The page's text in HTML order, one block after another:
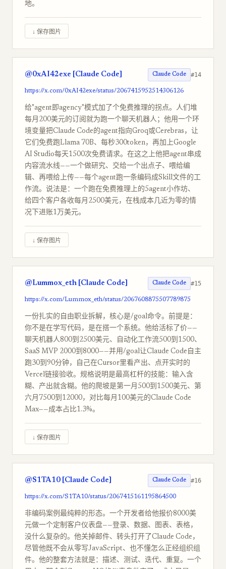
地。
↓ 保存图片
@0xAI42exe [Claude Code] Claude Code #14
https://x.com/0xAI42exe/status/2067415952514306126
给"agent即agency"模式加了个免费推理的拐点。人们堆
每月200美元的订阅就为跑一个聊天机器人；他用一个环
境变量把Claude Code的agent指向Groq或Cerebras，让
它们免费跑Llama 70B、每秒300token，再加上Google
AI Studio每天1500次免费请求。在这之上他把agent串成
内容流水线——一个做研究、交给一个出点子、喂给编
辑、再喂给上传——每个agent跑一条编码成Skill文件的工
作流。说法是：一个跑在免费推理上的5agent小作坊、
给四个客户各收每月2500美元，在栈成本几近为零的情
况下进账1万美元。
↓ 保存图片
@Lummox_eth [Claude Code] Claude Code #15
https://x.com/Lummox_eth/status/2067608875507789875
一份扎实的自由职业拆解，核心是/goal命令。前提是：
你不是在学写代码，是在搭一个系统。他给活标了价——
聊天机器人800到2500美元、自动化工作流500到1500、
SaaS MVP 2000到8000——并用/goal让Claude Code自主
跑30到90分钟，自己在Cursor里看产出、点开实时的
Vercel链接验收。规格说明是最高杠杆的技能：输入含
糊、产出就含糊。他的爬坡是第一月500到1500美元、第
六月7500到12000，对比每月100美元的Claude Code
Max——成本占比1.3%。
↓ 保存图片
@S1TA10 [Claude Code] Claude Code #16
https://x.com/S1TA10/status/2067415161195864500
非编码案例最纯粹的形态。一个开发者给他报价8000美
元做一个定制客户仪表盘——登录、数据、图表、表格，
没什么复杂的。他关掉邮件、转头打开了Claude Code，
尽管他既不会从零写JavaScript、也不懂怎么正经组织组
件。他的整套方法就是：描述、测试、迭代、重复。一个